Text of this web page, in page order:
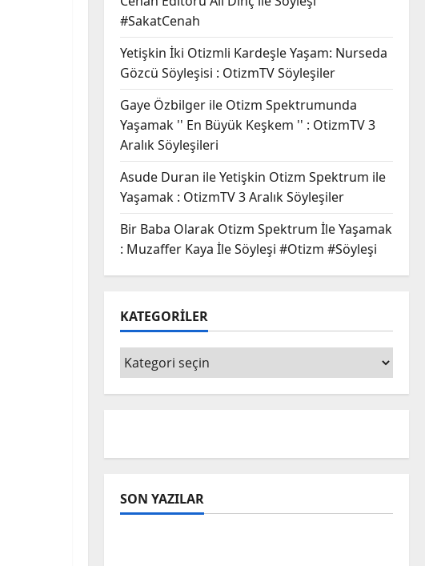
#SakatCenah
Yetişkin İki Otizmli Kardeşle Yaşam: Nurseda
Gözcü Söyleşisi : OtizmTV Söyleşiler
Gaye Özbilger ile Otizm Spektrumunda
Yaşamak '' En Büyük Keşkem '' : OtizmTV 3
Aralık Söyleşileri
Asude Duran ile Yetişkin Otizm Spektrum ile
Yaşamak : OtizmTV 3 Aralık Söyleşiler
Bir Baba Olarak Otizm Spektrum İle Yaşamak
: Muzaffer Kaya İle Söyleşi #Otizm #Söyleşi
KATEGORİLER
KATEGORİLER
SON YAZILAR